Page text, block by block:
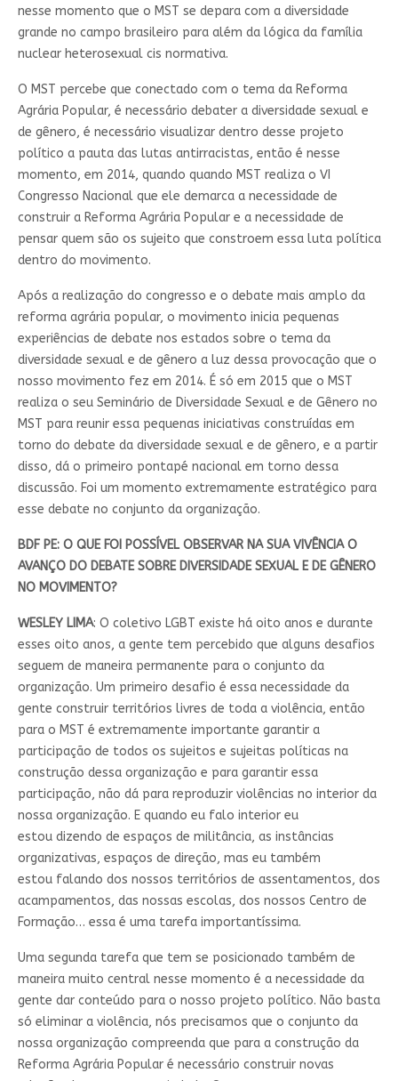
nesse momento que o MST se depara com a diversidade
grande no campo brasileiro para além da lógica da família
nuclear heterosexual cis normativa.
O MST percebe que conectado com o tema da Reforma
Agrária Popular, é necessário debater a diversidade sexual e
de gênero, é necessário visualizar dentro desse projeto
político a pauta das lutas antirracistas, então é nesse
momento, em 2014, quando quando MST realiza o VI
Congresso Nacional que ele demarca a necessidade de
construir a Reforma Agrária Popular e a necessidade de
pensar quem são os sujeito que constroem essa luta política
dentro do movimento.
Após a realização do congresso e o debate mais amplo da
reforma agrária popular, o movimento inicia pequenas
experiências de debate nos estados sobre o tema da
diversidade sexual e de gênero a luz dessa provocação que o
nosso movimento fez em 2014. É só em 2015 que o MST
realiza o seu Seminário de Diversidade Sexual e de Gênero no
MST para reunir essa pequenas iniciativas construídas em
torno do debate da diversidade sexual e de gênero, e a partir
disso, dá o primeiro pontapé nacional em torno dessa
discussão. Foi um momento extremamente estratégico para
esse debate no conjunto da organização.
BDF PE: O QUE FOI POSSÍVEL OBSERVAR NA SUA VIVÊNCIA O
AVANÇO DO DEBATE SOBRE DIVERSIDADE SEXUAL E DE GÊNERO
NO MOVIMENTO?
WESLEY LIMA: O coletivo LGBT existe há oito anos e durante
esses oito anos, a gente tem percebido que alguns desafios
seguem de maneira permanente para o conjunto da
organização. Um primeiro desafio é essa necessidade da
gente construir territórios livres de toda a violência, então
para o MST é extremamente importante garantir a
participação de todos os sujeitos e sujeitas políticas na
construção dessa organização e para garantir essa
participação, não dá para reproduzir violências no interior da
nossa organização. E quando eu falo interior eu
estou dizendo de espaços de militância, as instâncias
organizativas, espaços de direção, mas eu também
estou falando dos nossos territórios de assentamentos, dos
acampamentos, das nossas escolas, dos nossos Centro de
Formação… essa é uma tarefa importantíssima.
Uma segunda tarefa que tem se posicionado também de
maneira muito central nesse momento é a necessidade da
gente dar conteúdo para o nosso projeto político. Não basta
só eliminar a violência, nós precisamos que o conjunto da
nossa organização compreenda que para a construção da
Reforma Agrária Popular é necessário construir novas